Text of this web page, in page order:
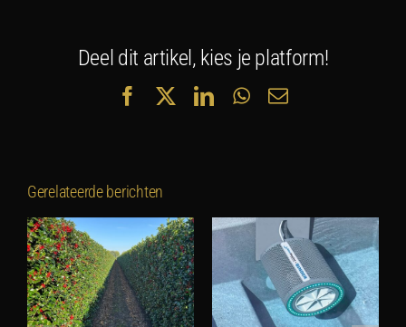
Deel dit artikel, kies je platform!
FacebookLinkedInWhatsApp
E-
Gerelateerde berichten